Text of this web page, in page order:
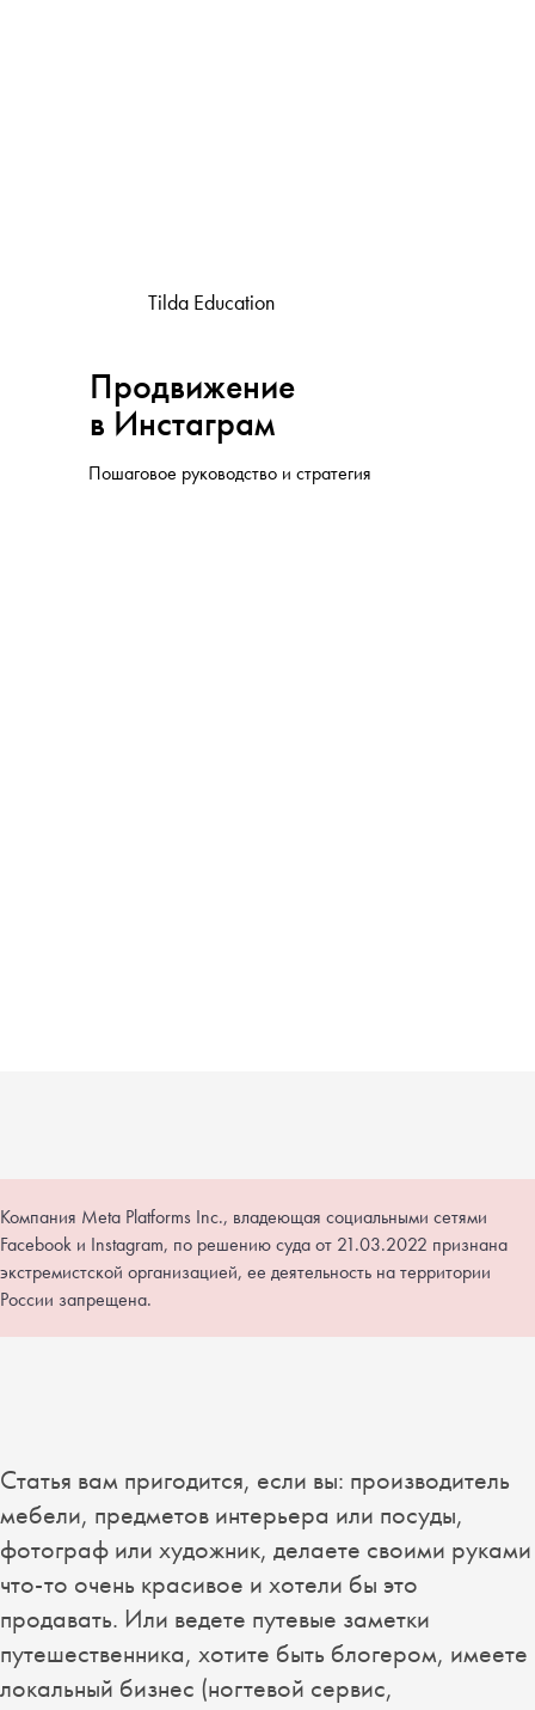
Продвижение
в Инстаграм
Пошаговое руководство и стратегия
Tilda Education
Компания Meta Platforms Inc., владеющая социальными сетями
Facebook и Instagram, по решению суда от 21.03.2022 признана
экстремистской организацией, ее деятельность на территории
России запрещена.
Статья вам пригодится, если вы: производитель
мебели, предметов интерьера или посуды,
фотограф или художник, делаете своими руками
что-то очень красивое и хотели бы это
продавать. Или ведете путевые заметки
путешественника, хотите быть блогером, имеете
локальный бизнес (ногтевой сервис,